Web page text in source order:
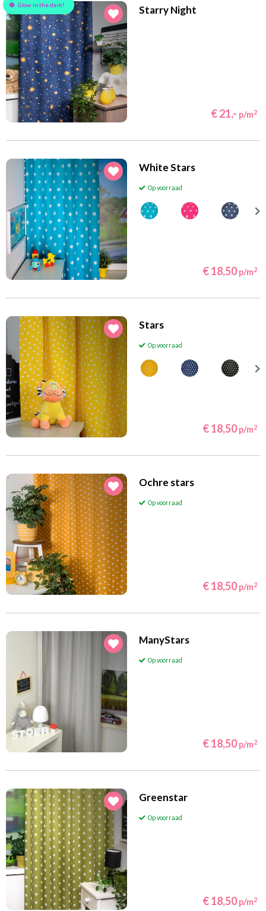
Glow in the dark! Starry Night
€ 21,- p/m2
White Stars
Op voorraad
€ 18,50 p/m2
Stars
Op voorraad
€ 18,50 p/m2
Ochre stars
Op voorraad
€ 18,50 p/m2
ManyStars
Op voorraad
€ 18,50 p/m2
Greenstar
Op voorraad
€ 18,50 p/m2